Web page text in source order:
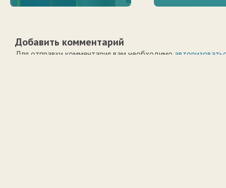
Добавить комментарий
Для отправки комментария вам необходимо